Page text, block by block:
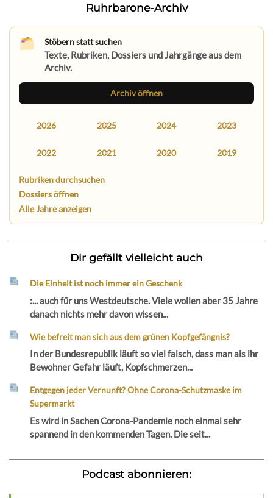
Ruhrbarone-Archiv
Stöbern statt suchen
Texte, Rubriken, Dossiers und Jahrgänge aus dem
Archiv.
Archiv öffnen
2026 2025 2024 2023
2022 2021 2020 2019
Rubriken durchsuchen
Dossiers öffnen
Alle Jahre anzeigen
Dir gefällt vielleicht auch
Die Einheit ist noch immer ein Geschenk
:... auch für uns Westdeutsche. Viele wollen aber 35 Jahre
danach nichts mehr davon wissen...
Wie befreit man sich aus dem grünen Kopfgefängnis?
In der Bundesrepublik läuft so viel falsch, dass man als ihr
Bewohner Gefahr läuft, Kopfschmerzen...
Entgegen jeder Vernunft? Ohne Corona-Schutzmaske im
Supermarkt
Es wird in Sachen Corona-Pandemie noch einmal sehr
spannend in den kommenden Tagen. Die seit...
Podcast abonnieren: